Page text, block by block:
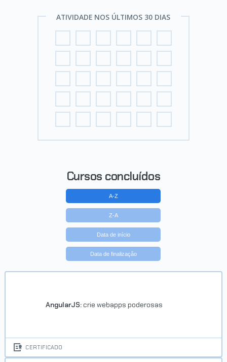
ATIVIDADE NOS ÚLTIMOS 30 DIAS
Cursos concluídos
A-Z
Z-A
Data de início
Data de finalização
AngularJS: crie webapps poderosas
CERTIFICADO